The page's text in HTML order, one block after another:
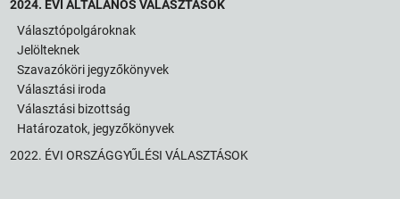
2024. ÉVI ÁLTALÁNOS VÁLASZTÁSOK
Választópolgároknak
Jelölteknek
Szavazóköri jegyzőkönyvek
Választási iroda
Választási bizottság
Határozatok, jegyzőkönyvek
2022. ÉVI ORSZÁGGYŰLÉSI VÁLASZTÁSOK